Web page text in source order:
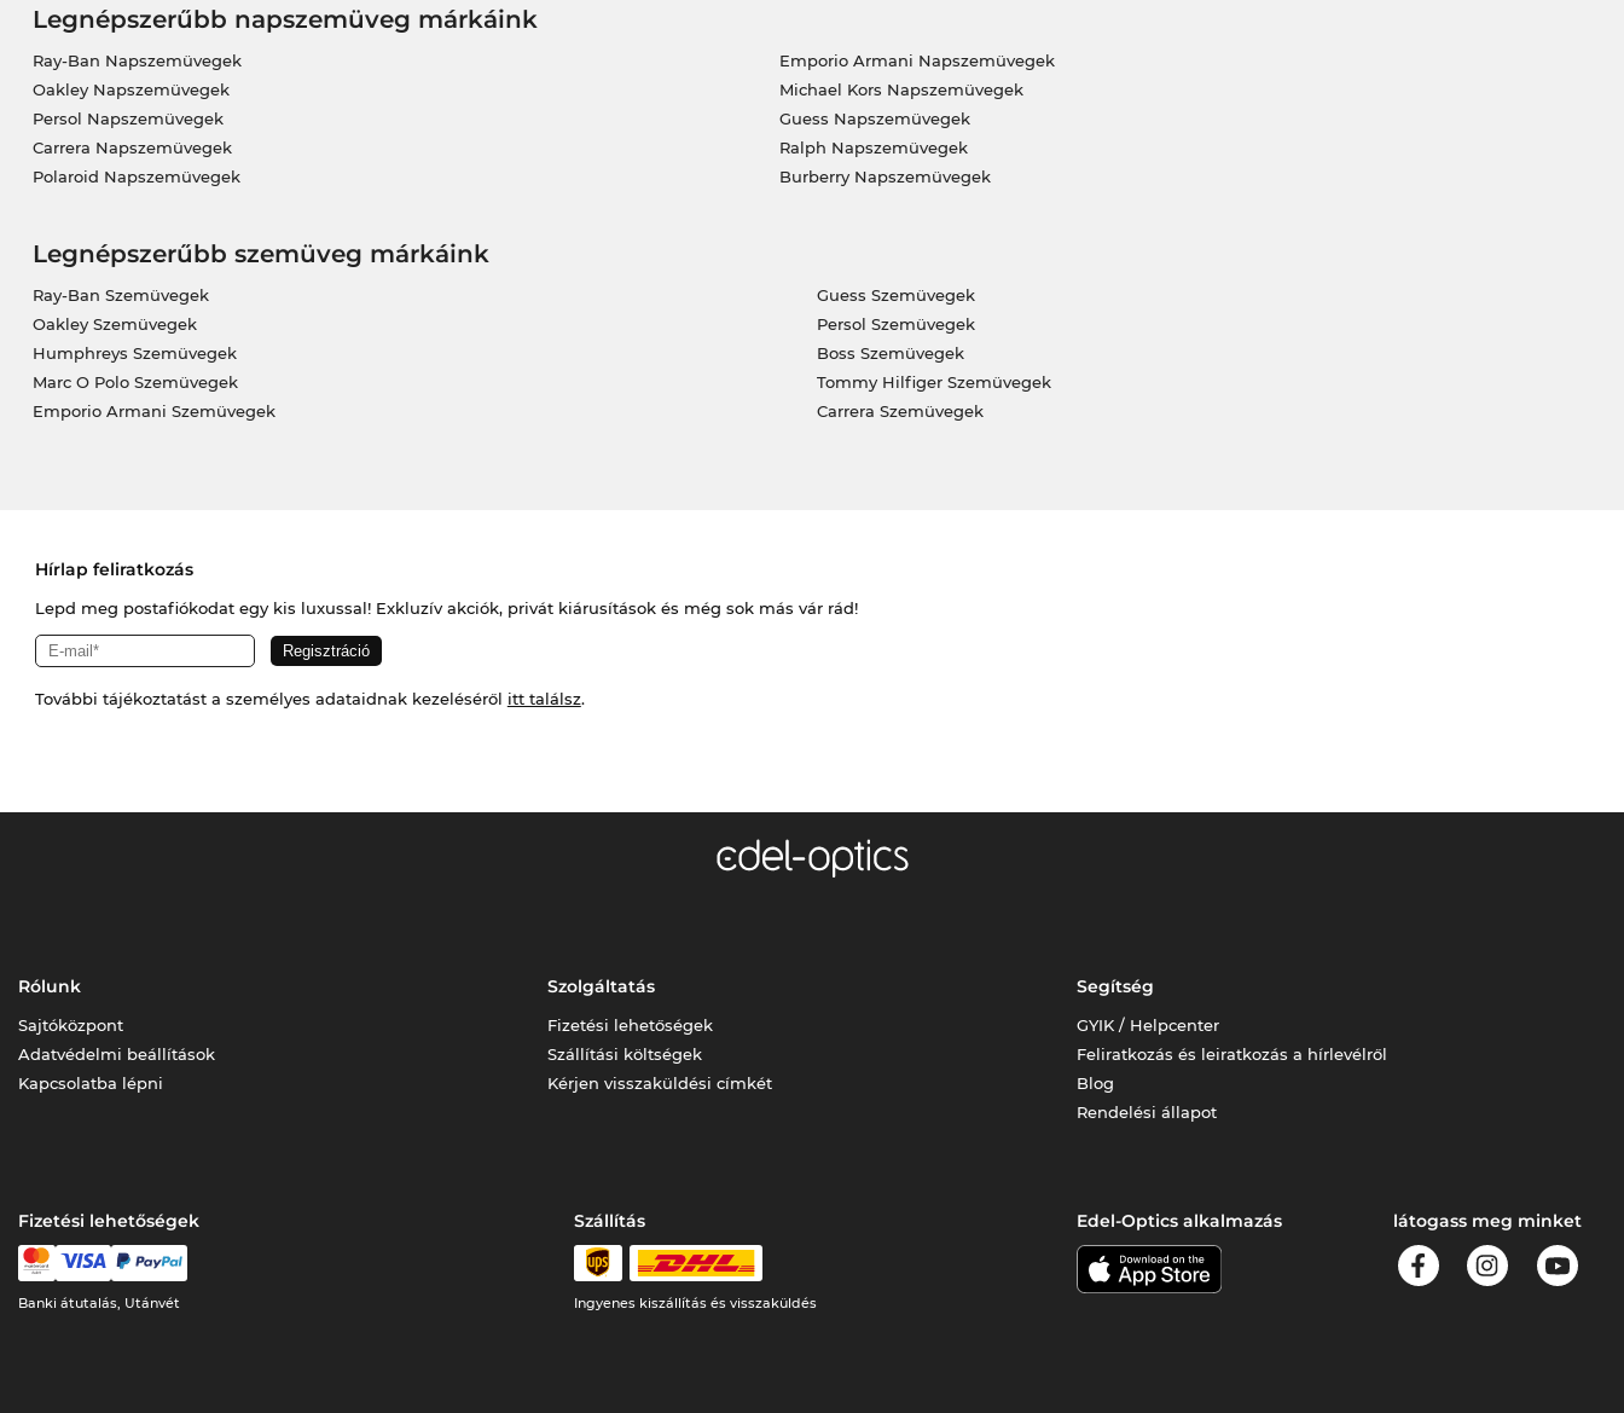
Legnépszerűbb napszemüveg márkáink
Ray-Ban Napszemüvegek
Oakley Napszemüvegek
Persol Napszemüvegek
Carrera Napszemüvegek
Polaroid Napszemüvegek
Emporio Armani Napszemüvegek
Michael Kors Napszemüvegek
Guess Napszemüvegek
Ralph Napszemüvegek
Burberry Napszemüvegek
Legnépszerűbb szemüveg márkáink
Ray-Ban Szemüvegek
Oakley Szemüvegek
Humphreys Szemüvegek
Marc O Polo Szemüvegek
Emporio Armani Szemüvegek
Guess Szemüvegek
Persol Szemüvegek
Boss Szemüvegek
Tommy Hilfiger Szemüvegek
Carrera Szemüvegek
Hírlap feliratkozás
Lepd meg postafiókodat egy kis luxussal! Exkluzív akciók, privát kiárusítások és még sok más vár rád!
További tájékoztatást a személyes adataidnak kezeléséről itt találsz.
Rólunk
Sajtóközpont
Adatvédelmi beállítások
Kapcsolatba lépni
Szolgáltatás
Fizetési lehetőségek
Szállítási költségek
Kérjen visszaküldési címkét
Segítség
GYIK / Helpcenter
Feliratkozás és leiratkozás a hírlevélről
Blog
Rendelési állapot
Fizetési lehetőségek
Banki átutalás, Utánvét
Szállítás
Ingyenes kiszállítás és visszaküldés
Edel-Optics alkalmazás látogass meg minket